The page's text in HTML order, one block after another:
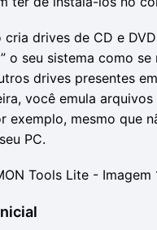
cria drives de CD e
o seu sistema como se
drives presentes
você emula
exemplo, mesmo que
PC.